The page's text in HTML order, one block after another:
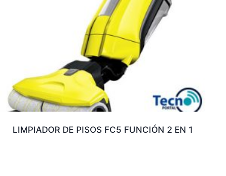
LIMPIADOR DE PISOS FC5 FUNCIÓN 2 EN 1